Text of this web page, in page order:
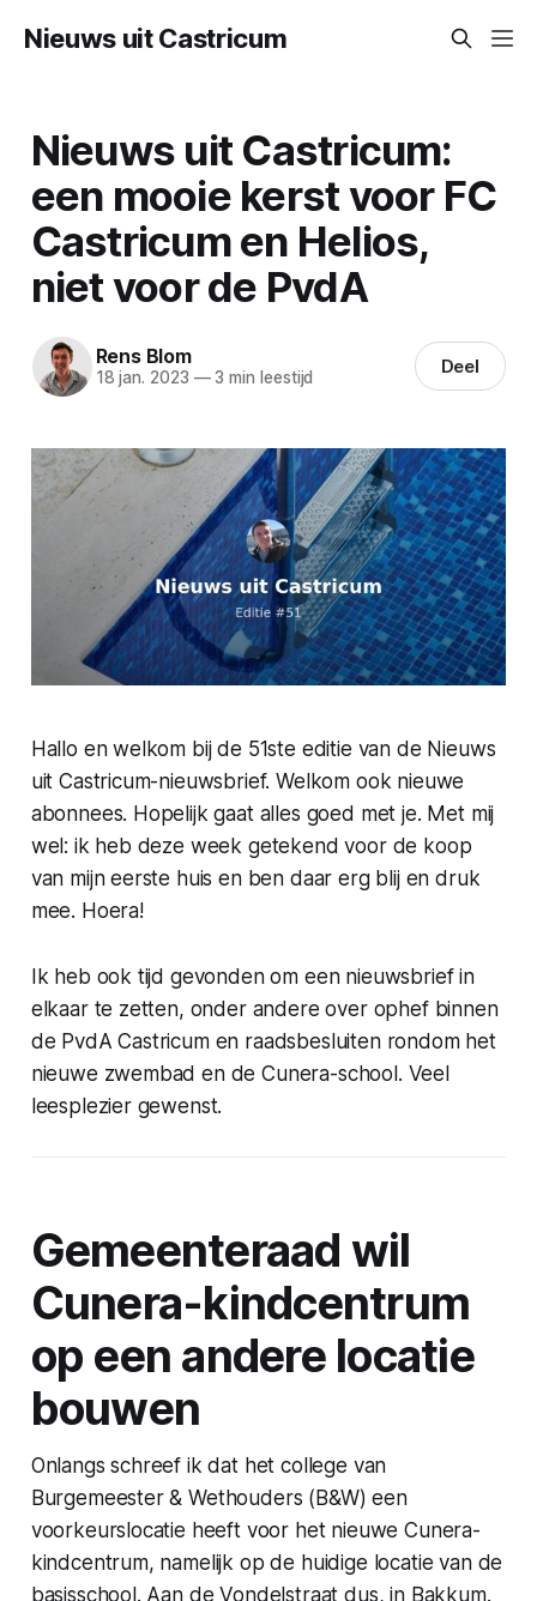
Nieuws uit Castricum
Nieuws uit Castricum:
een mooie kerst voor FC
Castricum en Helios,
niet voor de PvdA
Rens Blom
18 jan. 2023 —3 min leestijd Deel
Hallo en welkom bij de 51ste editie van de Nieuws
uit Castricum-nieuwsbrief. Welkom ook nieuwe
abonnees. Hopelijk gaat alles goed met je. Met mij
wel: ik heb deze week getekend voor de koop
van mijn eerste huis en ben daar erg blij en druk
mee. Hoera!
Ik heb ook tijd gevonden om een nieuwsbrief in
elkaar te zetten, onder andere over ophef binnen
de PvdA Castricum en raadsbesluiten rondom het
nieuwe zwembad en de Cunera-school. Veel
leesplezier gewenst.
Gemeenteraad wil
Cunera-kindcentrum
op een andere locatie
bouwen
Onlangs schreef ik dat het college van
Burgemeester & Wethouders (B&W) een
voorkeurslocatie heeft voor het nieuwe Cunera-
kindcentrum, namelijk op de huidige locatie van de
basisschool. Aan de Vondelstraat dus, in Bakkum.